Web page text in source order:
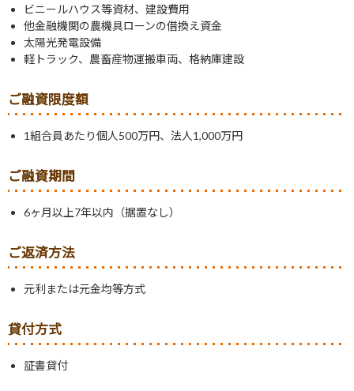
ビニールハウス等資材、建設費用
他金融機関の農機具ローンの借換え資金
太陽光発電設備
軽トラック、農畜産物運搬車両、格納庫建設
ご融資限度額
1組合員あたり個人500万円、法人1,000万円
ご融資期間
6ヶ月以上7年以内（据置なし）
ご返済方法
元利または元金均等方式
貸付方式
証書貸付